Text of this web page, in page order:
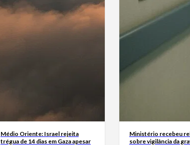
Médio Oriente: Israel rejeita
trégua de 14 dias em Gaza apesar
Ministério recebeu
sobre vigilância da